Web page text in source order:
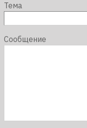
Тема
Сообщение